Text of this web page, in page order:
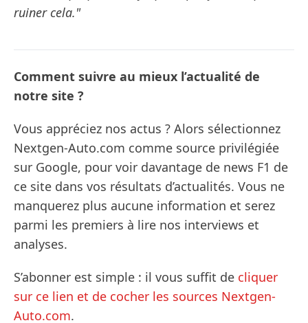
ruiner cela."
Comment suivre au mieux l’actualité de
notre site ?
Vous appréciez nos actus ? Alors sélectionnez
Nextgen-Auto.com comme source privilégiée
sur Google, pour voir davantage de news F1 de
ce site dans vos résultats d’actualités. Vous ne
manquerez plus aucune information et serez
parmi les premiers à lire nos interviews et
analyses.
S’abonner est simple : il vous suffit de cliquer
sur ce lien et de cocher les sources Nextgen-
Auto.com.